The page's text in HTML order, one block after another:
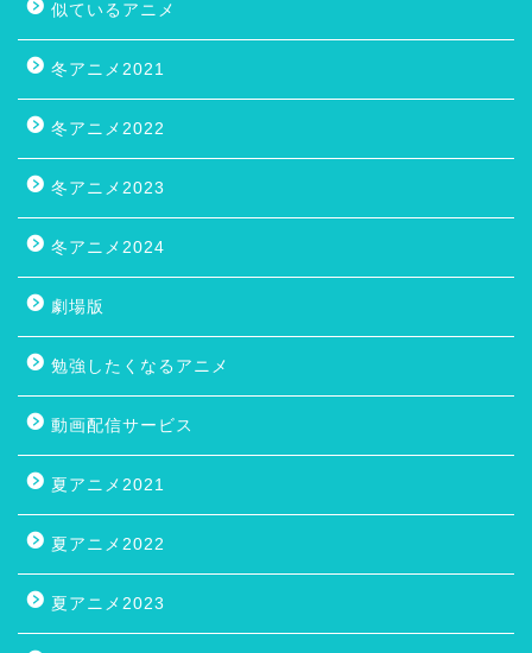
似ているアニメ
冬アニメ2021
冬アニメ2022
冬アニメ2023
冬アニメ2024
劇場版
勉強したくなるアニメ
動画配信サービス
夏アニメ2021
夏アニメ2022
夏アニメ2023